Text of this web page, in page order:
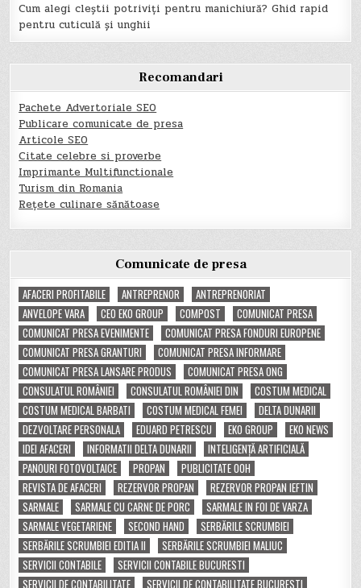
Cum alegi cleștii potriviți pentru manichiură? Ghid rapid
pentru cuticulă și unghii
Recomandari
Pachete Advertoriale SEO
Publicare comunicate de presa
Articole SEO
Citate celebre si proverbe
Imprimante Multifunctionale
Turism din Romania
Rețete culinare sănătoase
Comunicate de presa
AFACERI PROFITABILE
ANTREPRENOR
ANTREPRENORIAT
ANVELOPE VARA
CEO EKO GROUP COMPOST
COMUNICAT PRESA
COMUNICAT PRESA EVENIMENTE
COMUNICAT PRESA FONDURI EUROPENE
COMUNICAT PRESA GRANTURI
COMUNICAT PRESA INFORMARE
COMUNICAT PRESA LANSARE PRODUS
COMUNICAT PRESA ONG
CONSULATUL ROMÂNIEI
CONSULATUL ROMÂNIEI DIN
COSTUM MEDICAL
COSTUM MEDICAL BARBATI
COSTUM MEDICAL FEMEI
DELTA DUNARII
DEZVOLTARE PERSONALA
EDUARD PETRESCU EKO GROUP
EKO NEWS
IDEI AFACERI
INFORMATII DELTA DUNARII
INTELIGENȚĂ ARTIFICIALĂ
PANOURI FOTOVOLTAICE
PROPAN
PUBLICITATE OOH
REVISTA DE AFACERI
REZERVOR PROPAN
REZERVOR PROPAN IEFTIN
SARMALE
SARMALE CU CARNE DE PORC
SARMALE IN FOI DE VARZA
SARMALE VEGETARIENE
SECOND HAND
SERBĂRILE SCRUMBIEI
SERBĂRILE SCRUMBIEI EDITIA II
SERBĂRILE SCRUMBIEI MALIUC
SERVICII CONTABILE
SERVICII CONTABILE BUCURESTI
SERVICII DE CONTABILITATE
SERVICII DE CONTABILITATE BUCURESTI